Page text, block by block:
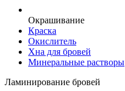
Окрашивание
Краска
Окислитель
Хна для бровей
Минеральные растворы
Ламинирование бровей